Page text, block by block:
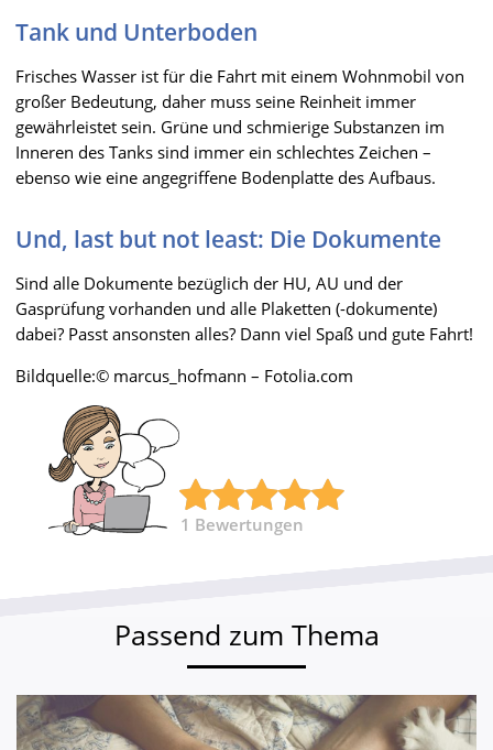
Tank und Unterboden
Frisches Wasser ist für die Fahrt mit einem Wohnmobil von
großer Bedeutung, daher muss seine Reinheit immer
gewährleistet sein. Grüne und schmierige Substanzen im
Inneren des Tanks sind immer ein schlechtes Zeichen –
ebenso wie eine angegriffene Bodenplatte des Aufbaus.
Und, last but not least: Die Dokumente
Sind alle Dokumente bezüglich der HU, AU und der
Gasprüfung vorhanden und alle Plaketten (-dokumente)
dabei? Passt ansonsten alles? Dann viel Spaß und gute Fahrt!
Bildquelle:© marcus_hofmann – Fotolia.com
1 Bewertungen
Passend zum Thema